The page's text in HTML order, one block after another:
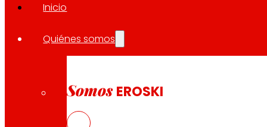
Inicio
Quiénes somos
Somos EROSKI
11.04.2023
EROSKI inaugura un nuevo